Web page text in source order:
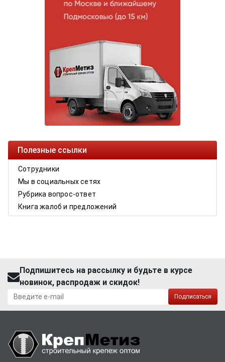
Полезные ссылки
Сотрудники
Мы в социальных сетях
Рубрика вопрос-ответ
Книга жалоб и предложений
Подпишитесь на рассылку и будьте в курсе
новинок, распродаж и скидок!
Подписаться